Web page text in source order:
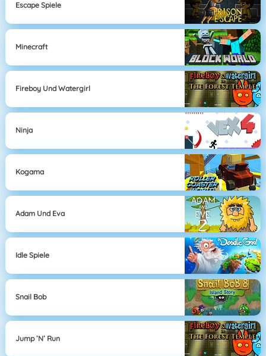
Escape Spiele
Minecraft
Fireboy Und Watergirl
Ninja
Kogama
Adam Und Eva
Idle Spiele
Snail Bob
Jump ’n’ Run